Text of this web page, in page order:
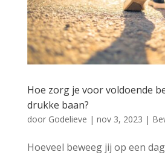
Hoe zorg je voor voldoende
drukke baan?
door Godelieve | nov 3, 2023 |
Hoeveel beweeg jij op een